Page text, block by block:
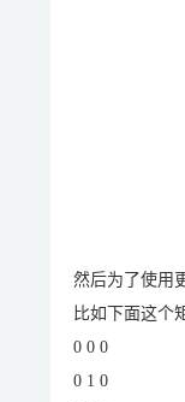
然后为了使用
比如下面这个
0 0 0
0 1 0